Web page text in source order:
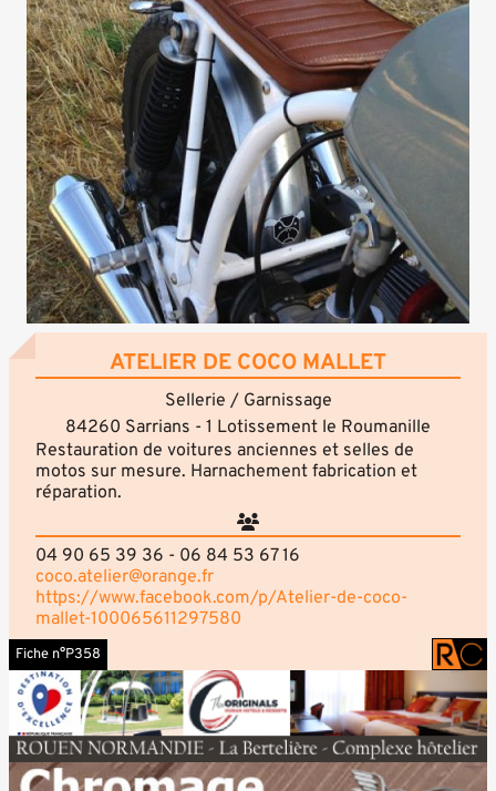
ATELIER DE COCO MALLET
Sellerie / Garnissage
84260 Sarrians - 1 Lotissement le Roumanille
Restauration de voitures anciennes et selles de
motos sur mesure. Harnachement fabrication et
réparation.
04 90 65 39 36 - 06 84 53 67 16
coco.atelier@orange.fr
https://www.facebook.com/p/Atelier-de-coco-
mallet-100065611297580
Fiche n°P358